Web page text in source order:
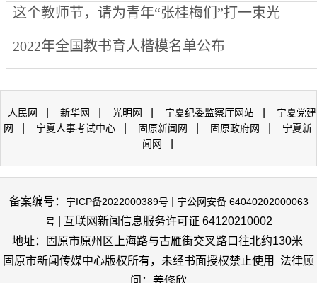
这个教师节，请为青年“张桂梅们”打一束光
2022年全国教书育人楷模名单公布
人民网 新华网 光明网 宁夏纪委监察厅网站
宁夏党建
网
宁夏人事考试中心 固原新闻网 固原政府网
宁夏新
闻网
备案编号： 宁ICP备2022000389号
宁公网安备 64040202000063
号 | 互联网新闻信息服务许可证 64120210002
地址：固原市原州区上海路与古雁街交叉路口往北约130米
固原市新闻传媒中心版权所有，未经书面授权禁止使用 法律顾
问：姜修欣